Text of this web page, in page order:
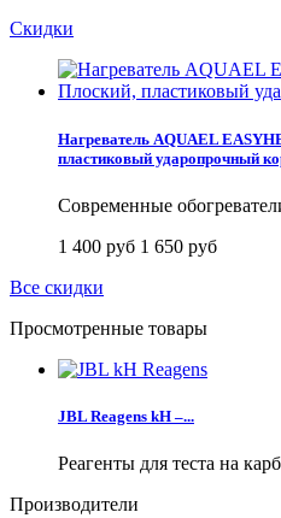
Скидки
Нагреватель AQUAEL
пластиковый ударопрочный
Современные
1 400 руб 1 650 руб
Все скидки
Просмотренные товары
JBL Reagens kH –...
Реагенты для теста на
Производители